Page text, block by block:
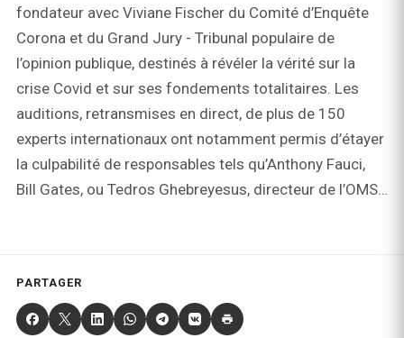
fondateur avec Viviane Fischer du Comité d’Enquête
Corona et du Grand Jury - Tribunal populaire de
l’opinion publique, destinés à révéler la vérité sur la
crise Covid et sur ses fondements totalitaires. Les
auditions, retransmises en direct, de plus de 150
experts internationaux ont notamment permis d’étayer
la culpabilité de responsables tels qu’Anthony Fauci,
Bill Gates, ou Tedros Ghebreyesus, directeur de l’OMS…
PARTAGER